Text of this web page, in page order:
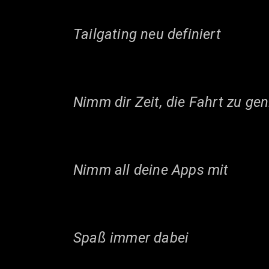
Tailgating neu definiert
Nimm dir Zeit, die Fahrt zu
Nimm all deine Apps mit
Spaß immer dabei